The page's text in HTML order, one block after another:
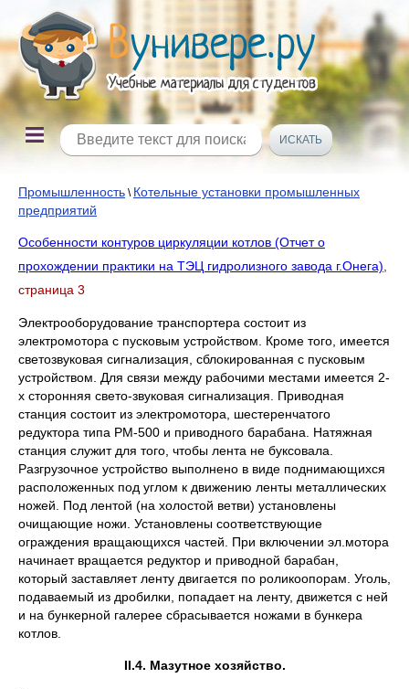
Промышленность \ Котельные установки промышленных
предприятий
Особенности контуров циркуляции котлов (Отчет о
прохождении практики на ТЭЦ гидролизного завода г.Онега)
страница 3
Электрооборудование транспортера состоит из
электромотора с пусковым устройством. Кроме того, имеется
светозвуковая сигнализация, сблокированная с пусковым
устройством. Для связи между рабочими местами имеется 2-
х сторонняя свето-звуковая сигнализация. Приводная
станция состоит из электромотора, шестеренчатого
редуктора типа РМ-500 и приводного барабана. Натяжная
станция служит для того, чтобы лента не буксовала.
Разгрузочное устройство выполнено в виде поднимающихся
расположенных под углом к движению ленты металлических
ножей. Под лентой (на холостой ветви) установлены
очищающие ножи. Установлены соответствующие
ограждения вращающихся частей. При включении эл.мотора
начинает вращается редуктор и приводной барабан,
который заставляет ленту двигается по роликоопорам. Уголь,
подаваемый из дробилки, попадает на ленту, движется с ней
и на бункерной галерее сбрасывается ножами в бункера
котлов.
II.4. Мазутное хозяйство.